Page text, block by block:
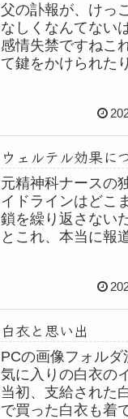
父の訃報が、けっ
なしくなんてない
感情失禁ですねこ
て鍵をかけられた
ウェルテル効果に
元精神科ナースの
イドラインはどこ
鎖を繰り返さない
とこれ、本当に報
白衣と思い出
PCの画像フォル
気に入りの白衣の
当初、支給された
で買った白衣も着